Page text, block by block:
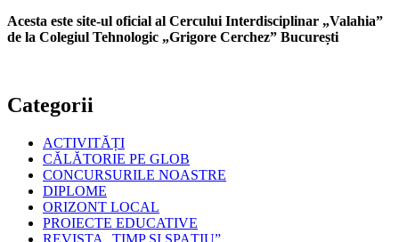
Acesta este site-ul oficial al Cercului Interdisciplinar „Valahia”
de la Colegiul Tehnologic „Grigore Cerchez” București
Categorii
ACTIVITĂȚI
CĂLĂTORIE PE GLOB
CONCURSURILE NOASTRE
DIPLOME
ORIZONT LOCAL
PROIECTE EDUCATIVE